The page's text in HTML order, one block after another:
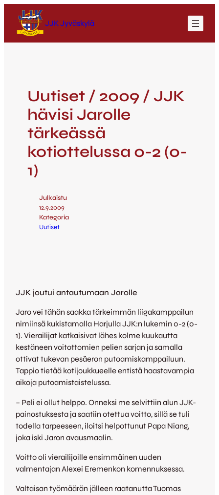
JJK Jyväskylä
Uutiset / 2009 / JJK
hävisi Jarolle
tärkeässä
kotiottelussa 0-2 (0-
1)
Julkaistu
12.9.2009
Kategoria
Uutiset
JJK joutui antautumaan Jarolle
Jaro vei tähän saakka tärkeimmän liigakamppailun
nimiinsä kukistamalla Harjulla JJK:n lukemin 0-2 (0-
1). Vierailijat katkaisivat lähes kolme kuukautta
kestäneen voitottomien pelien sarjan ja samalla
ottivat tukevan pesäeron putoamiskamppailuun.
Tappio tietää kotijoukkueelle entistä haastavampia
aikoja putoamistaistelussa.
– Peli ei ollut helppo. Onneksi me selvittiin alun JJK-
painostuksesta ja saatiin otettua voitto, sillä se tuli
todella tarpeeseen, iloitsi helpottunut Papa Niang,
joka iski Jaron avausmaalin.
Voitto oli vierailijoille ensimmäinen uuden
valmentajan Alexei Eremenkon komennuksessa.
Valtaisan työmäärän jälleen raatanutta Tuomas